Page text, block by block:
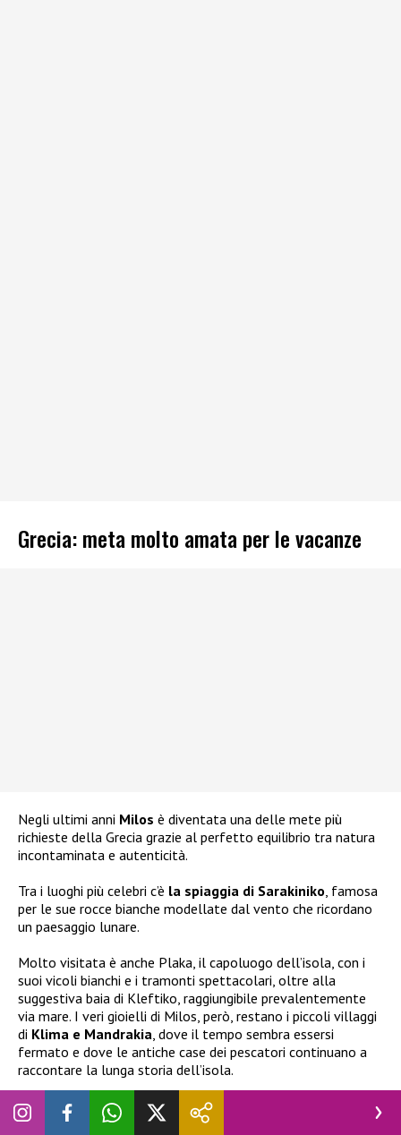
Grecia: meta molto amata per le vacanze
Negli ultimi anni Milos è diventata una delle mete più
richieste della Grecia grazie al perfetto equilibrio tra natura
incontaminata e autenticità.
Tra i luoghi più celebri c’è la spiaggia di Sarakiniko , famosa
per le sue rocce bianche modellate dal vento che ricordano
un paesaggio lunare.
Molto visitata è anche Plaka, il capoluogo dell’isola, con i
suoi vicoli bianchi e i tramonti spettacolari, oltre alla
suggestiva baia di Kleftiko, raggiungibile prevalentemente
via mare. I veri gioielli di Milos, però, restano i piccoli villaggi
di Klima e Mandrakia , dove il tempo sembra essersi
fermato e dove le antiche case dei pescatori continuano a
raccontare la lunga storia dell’isola.
Ilviaggio di Chiara Ferragni è proseguito anche a Kimolos,
una piccola isola situata a meno di un chilometro da Milos